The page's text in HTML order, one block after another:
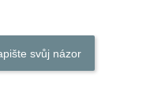
svůj názor